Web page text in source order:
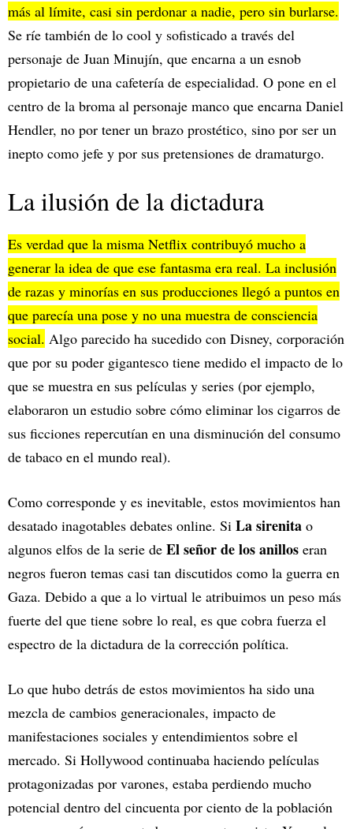
más al límite, casi sin perdonar a nadie, pero sin burlarse.
Se ríe también de lo cool y sofisticado a través del
personaje de Juan Minujín, que encarna a un esnob
propietario de una cafetería de especialidad. O pone en el
centro de la broma al personaje manco que encarna Daniel
Hendler, no por tener un brazo prostético, sino por ser un
inepto como jefe y por sus pretensiones de dramaturgo.
La ilusión de la dictadura
Es verdad que la misma Netflix contribuyó mucho a
generar la idea de que ese fantasma era real. La inclusión
de razas y minorías en sus producciones llegó a puntos en
que parecía una pose y no una muestra de consciencia
social. Algo parecido ha sucedido con Disney, corporación
que por su poder gigantesco tiene medido el impacto de lo
que se muestra en sus películas y series (por ejemplo,
elaboraron un estudio sobre cómo eliminar los cigarros de
sus ficciones repercutían en una disminución del consumo
de tabaco en el mundo real).
Como corresponde y es inevitable, estos movimientos han
desatado inagotables debates online. Si La sirenita o
algunos elfos de la serie de El señor de los anillos eran
negros fueron temas casi tan discutidos como la guerra en
Gaza. Debido a que a lo virtual le atribuimos un peso más
fuerte del que tiene sobre lo real, es que cobra fuerza el
espectro de la dictadura de la corrección política.
Lo que hubo detrás de estos movimientos ha sido una
mezcla de cambios generacionales, impacto de
manifestaciones sociales y entendimientos sobre el
mercado. Si Hollywood continuaba haciendo películas
protagonizadas por varones, estaba perdiendo mucho
potencial dentro del cincuenta por ciento de la población